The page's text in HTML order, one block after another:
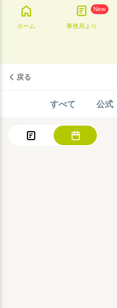
ホーム
New
事務局より
戻る
すべて 公式